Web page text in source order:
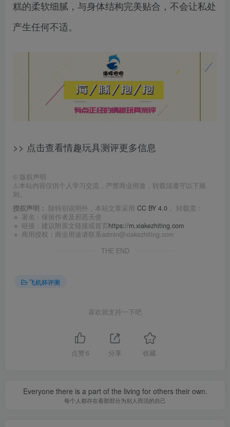
糕的柔软细腻，与身体结构完美贴合，不会让私处
产生任何不适。
>> 点击查看情趣玩具测评更多信息
© 版权声明
⚠️本站内容仅供个人学习交流，严禁商业用途，转载须遵守以下规
则。
授权声明： 除特别说明外，本站文章采用 CC BY 4.0 ， 转载需：
🔹 署名：保留作者及 邪恶天使
🔹 链接：建议附原文链接或首页https://m.xiakezhiting.com
🔹 商用授权：商业用途请联系admin@xiakezhiting.com
THE END
飞机杯评测
喜欢就支持一下吧
点赞 6 分享 收藏
Everyone there is a part of the living for others their own.
每个人都存在着那部分为别人而活的自己